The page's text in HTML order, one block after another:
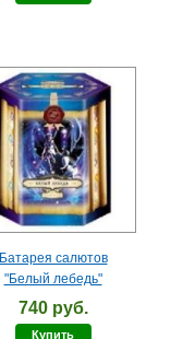
Батарея салютов
"Белый лебедь"
740 руб.
Купить